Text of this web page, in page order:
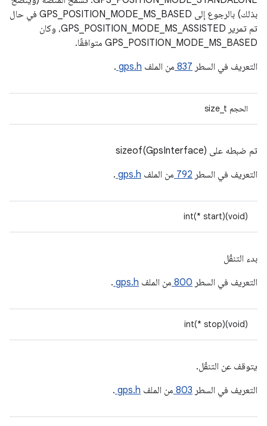
بذلك) بالرجوع إلى GPS_POSITION_MODE_MS_BASED في حال
تم تمرير GPS_POSITION_MODE_MS_ASSISTED، وكان
GPS_POSITION_MODE_MS_BASED متوافقًا.
التعريف في السطر 837 من الملف gps.h
.
الحجم size_t
تم ضبطه على sizeof(GpsInterface)
التعريف في السطر 792 من الملف gps.h
.
int(* start)(void)
بدء التنقّل
التعريف في السطر 800 من الملف gps.h
.
int(* stop)(void)
يتوقف عن التنقّل.
التعريف في السطر 803 من الملف gps.h
.